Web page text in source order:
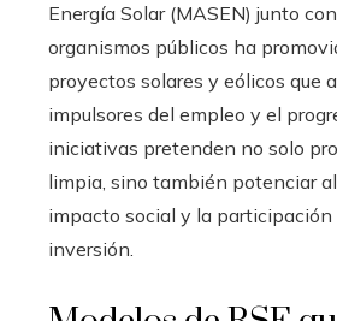
Energía Solar (MASEN) junto
organismos públicos ha
proyectos solares y eólicos que
impulsores del empleo y el
iniciativas pretenden no solo
limpia, sino también potenciar
impacto social y la participación
inversión.